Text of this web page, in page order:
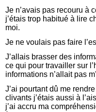
Je n’avais pas recouru à
j’étais trop habitué à lire
moi.
Je ne voulais pas faire
J’allais brasser des
ce qui pour travailler sur
informations n’allait pas
J’ai pourtant dû me
clivants j’étais aussi à
j’ai accru ma